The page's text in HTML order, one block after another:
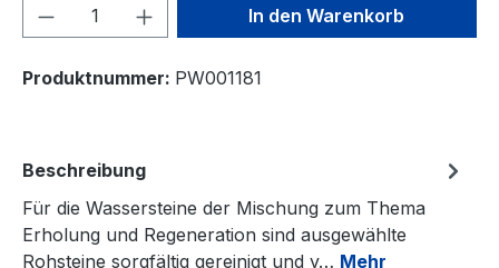
Produkt Anzahl: Gib denIn den Warenkorb
Produktnummer: PW001181
Beschreibung
Für die Wassersteine der Mischung zum Thema
Erholung und Regeneration sind ausgewählte
Rohsteine sorgfältig gereinigt und v… Mehr